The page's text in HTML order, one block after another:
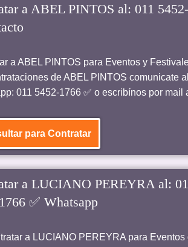
a ABEL PINTOS al: 011
a ABEL PINTOS para Eventos y
de ABEL PINTOS comunicate al
011 5452-1766 ✅ o escribínos por mail
para Contratar
a LUCIANO PEREYRA al:
✅ Whatsapp
a LUCIANO PEREYRA para